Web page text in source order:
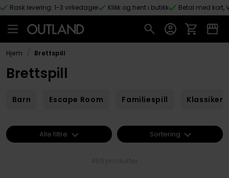
Hopp til hovedinnhold
Rask levering: 1-3 virkedager Klikk og hent i butikk Betal med kort,
Hjem Brettspill
Brettspill
Barn Escape Room Familiespill Klassikere
Alle filtre Sortering